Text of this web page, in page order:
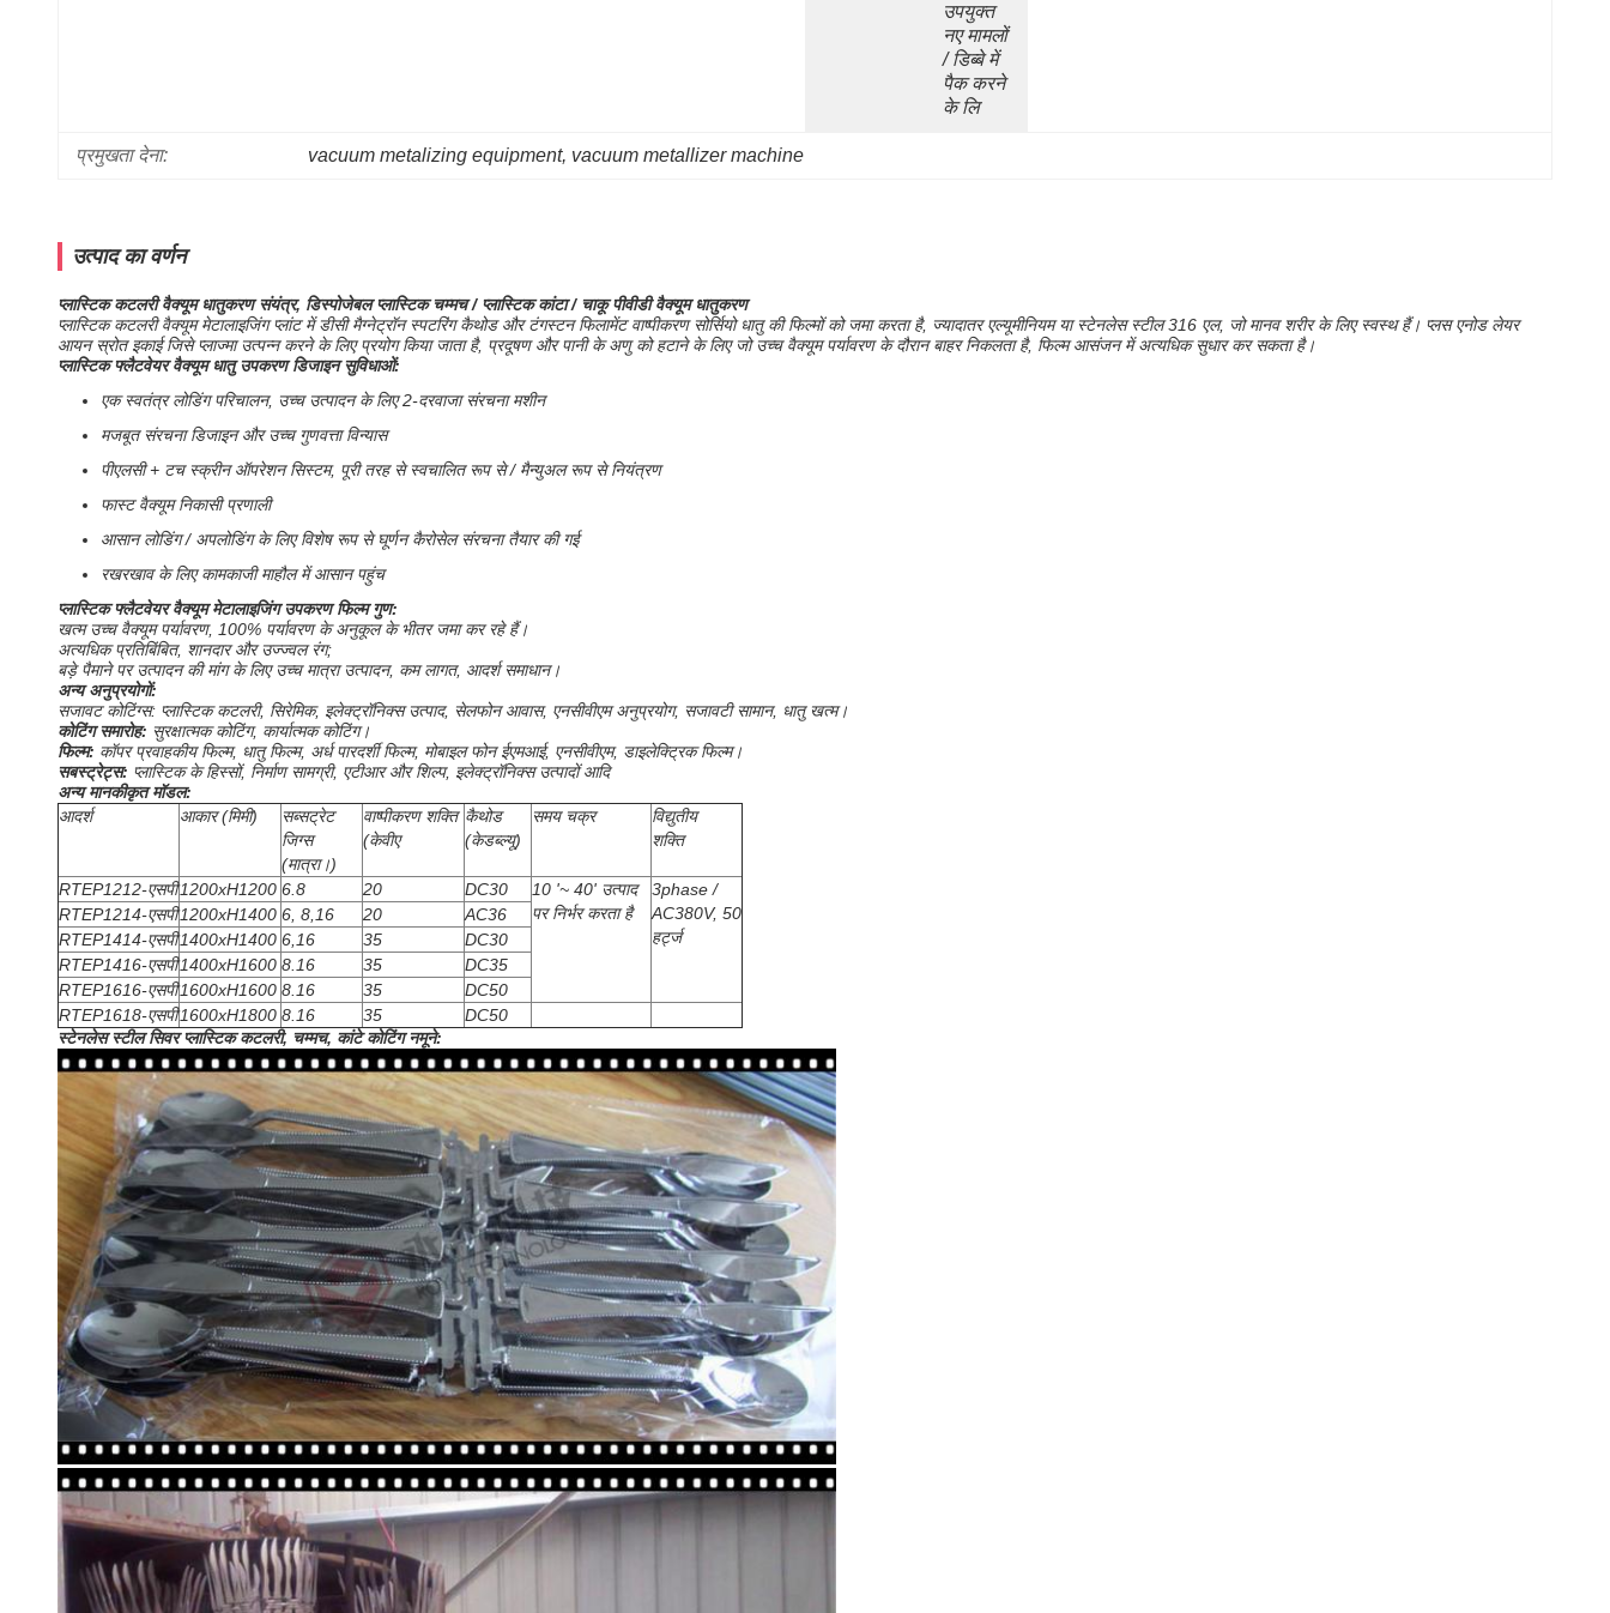
उपयुक्त
नए मामलों
/ डिब्बे में
पैक करने
के लि
प्रमुखता देना: vacuum metalizing equipment, vacuum metallizer machine
उत्पाद का वर्णन
प्लास्टिक कटलरी वैक्यूम धातुकरण संयंत्र, डिस्पोजेबल प्लास्टिक चम्मच / प्लास्टिक कांटा / चाकू पीवीडी वैक्यूम धातुकरण
प्लास्टिक कटलरी वैक्यूम मेटालाइजिंग प्लांट में डीसी मैग्नेट्रॉन स्पटरिंग कैथोड और टंगस्टन फिलामेंट वाष्पीकरण सोर्सियो धातु की फिल्मों को जमा करता है, ज्यादातर एल्यूमीनियम या स्टेनलेस स्टील 316 एल, जो मानव शरीर के लिए स्वस्थ हैं। प्लस एनोड लेयर
आयन स्रोत इकाई जिसे प्लाज्मा उत्पन्न करने के लिए प्रयोग किया जाता है, प्रदूषण और पानी के अणु को हटाने के लिए जो उच्च वैक्यूम पर्यावरण के दौरान बाहर निकलता है, फिल्म आसंजन में अत्यधिक सुधार कर सकता है।
प्लास्टिक फ्लैटवेयर वैक्यूम धातु उपकरण डिजाइन सुविधाओं:
एक स्वतंत्र लोडिंग परिचालन, उच्च उत्पादन के लिए 2-दरवाजा संरचना मशीन
मजबूत संरचना डिजाइन और उच्च गुणवत्ता विन्यास
पीएलसी + टच स्क्रीन ऑपरेशन सिस्टम, पूरी तरह से स्वचालित रूप से / मैन्युअल रूप से नियंत्रण
फास्ट वैक्यूम निकासी प्रणाली
आसान लोडिंग / अपलोडिंग के लिए विशेष रूप से घूर्णन कैरोसेल संरचना तैयार की गई
रखरखाव के लिए कामकाजी माहौल में आसान पहुंच
प्लास्टिक फ्लैटवेयर वैक्यूम मेटालाइजिंग उपकरण फिल्म गुण:
खत्म उच्च वैक्यूम पर्यावरण, 100% पर्यावरण के अनुकूल के भीतर जमा कर रहे हैं।
अत्यधिक प्रतिबिंबित, शानदार और उज्ज्वल रंग;
बड़े पैमाने पर उत्पादन की मांग के लिए उच्च मात्रा उत्पादन, कम लागत, आदर्श समाधान।
अन्य अनुप्रयोगों:
सजावट कोटिंग्स: प्लास्टिक कटलरी, सिरेमिक, इलेक्ट्रॉनिक्स उत्पाद, सेलफोन आवास, एनसीवीएम अनुप्रयोग, सजावटी सामान, धातु खत्म।
कोटिंग समारोह: सुरक्षात्मक कोटिंग, कार्यात्मक कोटिंग।
फिल्म: कॉपर प्रवाहकीय फिल्म, धातु फिल्म, अर्ध पारदर्शी फिल्म, मोबाइल फोन ईएमआई, एनसीवीएम, डाइलेक्ट्रिक फिल्म।
सबस्ट्रेट्स: प्लास्टिक के हिस्सों, निर्माण सामग्री, एटीआर और शिल्प, इलेक्ट्रॉनिक्स उत्पादों आदि
अन्य मानकीकृत मॉडल:
आदर्श
आकार (मिमी)
सब्सट्रेट
जिग्स
(मात्रा।)
वाष्पीकरण शक्ति
(केवीए
कैथोड
(केडब्ल्यू)
समय चक्र
विद्युतीय
शक्ति
RTEP1212-एसपी1200xH1200 6.8 20 DC30
10 '~ 40' उत्पाद
पर निर्भर करता है
3phase /
AC380V, 50
हर्ट्ज
RTEP1214-एसपी1200xH1400 6, 8,16 20
AC36
RTEP1414-एसपी1400xH1400 6,16 35
DC30
RTEP1416-एसपी1400xH1600 8.16 35
DC35
RTEP1616-एसपी1600xH1600 8.16 35
DC50
RTEP1618-एसपी1600xH1800 8.16 35
DC50
स्टेनलेस स्टील सिवर प्लास्टिक कटलरी, चम्मच, कांटे कोटिंग नमूने: